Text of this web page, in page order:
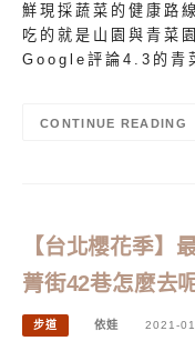
鮮現採蔬菜的健康路
吃的就是山園與青菜
Google評論4.3的青
CONTINUE READING
【台北櫻花季】
菁街42巷怎麼去
步道 依娃 2021-